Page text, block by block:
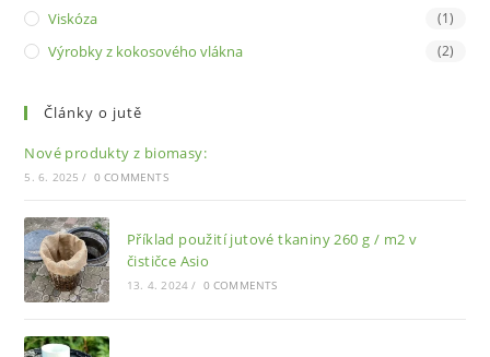
Viskóza (1)
Výrobky z kokosového vlákna (2)
Články o jutě
Nové produkty z biomasy:
5. 6. 2025 / 0 COMMENTS
Příklad použití jutové tkaniny 260 g / m2 v
čističce Asio
13. 4. 2024 / 0 COMMENTS